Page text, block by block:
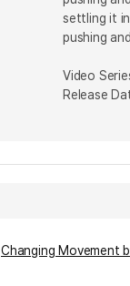
settling it
pushing
Video
Release
Changing Movement